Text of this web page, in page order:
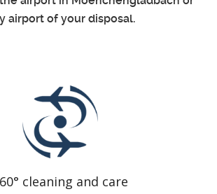
airport of your disposal.
cleaning and care